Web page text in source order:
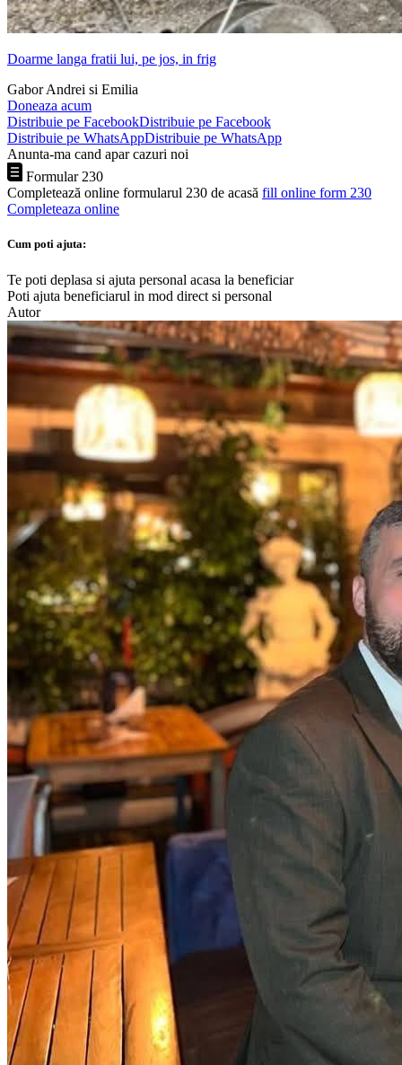
Doarme langa fratii lui, pe jos, in frig
Gabor Andrei si Emilia
Doneaza acum
Distribuie pe FacebookDistribuie pe Facebook
Distribuie pe WhatsAppDistribuie pe WhatsApp
Anunta-ma cand apar cazuri noi
Formular 230
Completează online formularul 230 de acasă fill online form 230
Completeaza online
Cum poti ajuta:
Te poti deplasa si ajuta personal acasa la beneficiar
Poti ajuta beneficiarul in mod direct si personal
Autor